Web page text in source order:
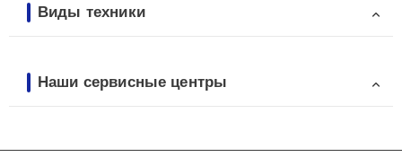
Виды техники
Наши сервисные центры